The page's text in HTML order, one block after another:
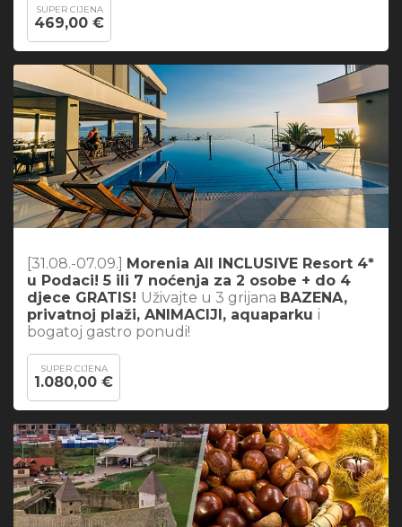
SUPER CIJENA
469,00 €
[31.08.-07.09.]
Morenia All INCLUSIVE Resort 4*
u Podaci! 5 ili 7 noćenja za 2 osobe + do 4
djece GRATIS! Uživajte u 3 grijana BAZENA,
privatnoj plaži, ANIMACIJI, aquaparku i
bogatoj gastro ponudi!
SUPER CIJENA
1.080,00 €